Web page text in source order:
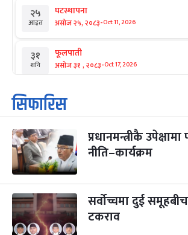
२५
आइत
घटस्थापना
असोज २५, २०८३-Oct 11, 2026
३१
शनि
फूलपाती
असोज ३१ , २०८३-Oct 17, 2026
१
आइत
कार्तिक सङ्क्रान्ति
कार्तिक १, २०८३
३
मंगल
महानवमी
कार्तिक ३, २०८३-Oct 20, 2026
४
बुध कार्तिक ४, २०८३ -Oct 21, 2026
५ पापा‌ङ्कुशा एकादशी व्रत
सिफारिस
प्रधानमन्त्रीकै
नीति–कार्यक्रम
सर्वोच्चमा दुई
टकराव